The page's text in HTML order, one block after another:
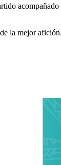
acompañado
la mejor afición.